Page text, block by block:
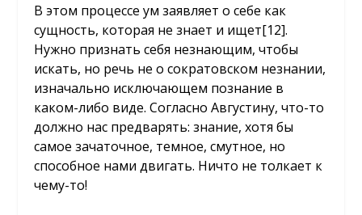
В этом процессе ум заявляет о себе как
сущность, которая не знает и ищет[12].
Нужно признать себя незнающим, чтобы
искать, но речь не о сократовском незнании,
изначально исключающем познание в
каком-либо виде. Согласно Августину, что-то
должно нас предварять: знание, хотя бы
самое зачаточное, темное, смутное, но
способное нами двигать. Ничто не толкает к
чему-то!